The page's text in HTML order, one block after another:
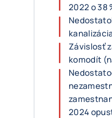
2022 o 38
Závislosť
komodít
2024